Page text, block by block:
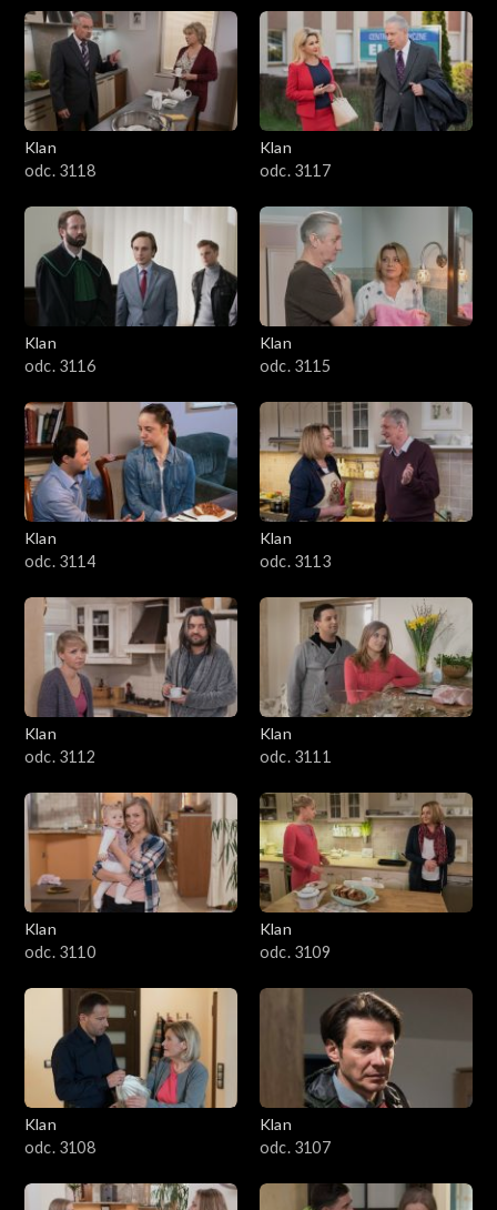
Klan
odc. 3118
Klan
odc. 3117
Klan
odc. 3116
Klan
odc. 3115
Klan
odc. 3114
Klan
odc. 3113
Klan
odc. 3112
Klan
odc. 3111
Klan
odc. 3110
Klan
odc. 3109
Klan
odc. 3108
Klan
odc. 3107